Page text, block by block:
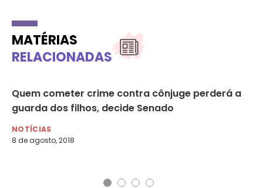
MATÉRIAS
RELACIONADAS
Quem cometer crime contra cônjuge perderá a
guarda dos filhos, decide Senado
NOTÍCIAS
8 de agosto, 2018